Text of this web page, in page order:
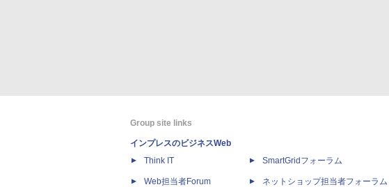
Group site links
インプレスのビジネスWeb
Think IT
Web担当者Forum
SmartGridフォーラム
ネットショップ担当者フォーラム